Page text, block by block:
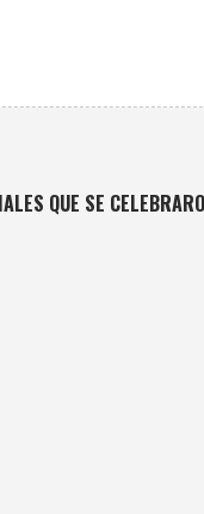
QUE SE